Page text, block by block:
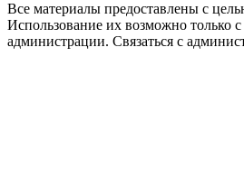
Все материалы предоставлены с
Использование их возможно только
администрации. Связаться с